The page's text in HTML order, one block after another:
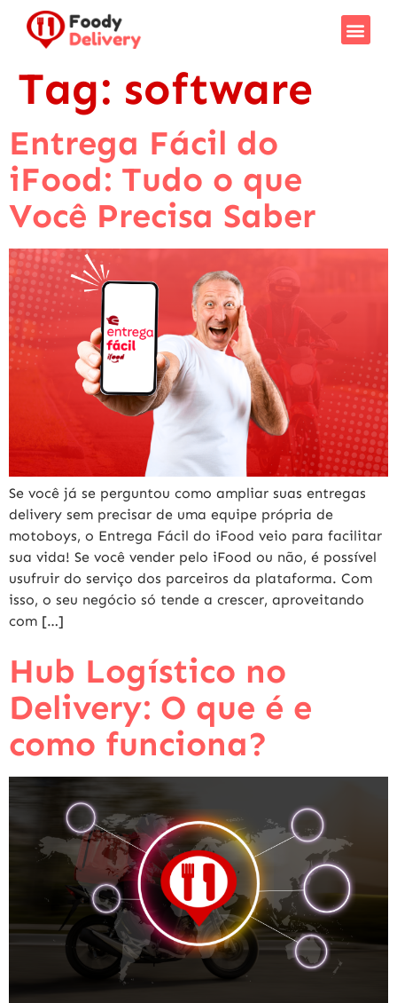
Tag: software
Entrega Fácil do
iFood: Tudo o que
Você Precisa Saber
Se você já se perguntou como ampliar suas entregas
delivery sem precisar de uma equipe própria de
motoboys, o Entrega Fácil do iFood veio para facilitar
sua vida! Se você vender pelo iFood ou não, é possível
usufruir do serviço dos parceiros da plataforma. Com
isso, o seu negócio só tende a crescer, aproveitando
com […]
Hub Logístico no
Delivery: O que é e
como funciona?